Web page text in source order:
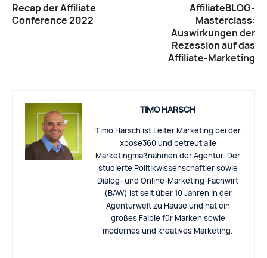
Recap der Affiliate
Conference 2022
AffiliateBLOG-
Masterclass:
Auswirkungen der
Rezession auf das
Affiliate-Marketing
TIMO HARSCH
Timo Harsch ist Leiter Marketing bei der
xpose360 und betreut alle
Marketingmaßnahmen der Agentur. Der
studierte Politikwissenschaftler sowie
Dialog- und Online-Marketing-Fachwirt
(BAW) ist seit über 10 Jahren in der
Agenturwelt zu Hause und hat ein
großes Faible für Marken sowie
modernes und kreatives Marketing.